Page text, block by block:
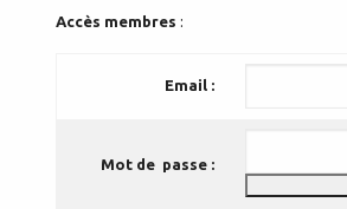
Accès membres :
Email :
Mot de passe :